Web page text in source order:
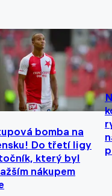
bomba na
Do třetí ligy
který byl
nákupem